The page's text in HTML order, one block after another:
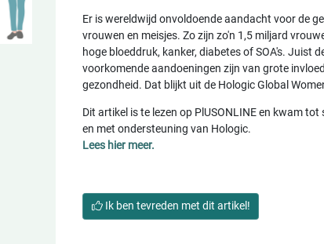
Er is wereldwijd onvoldoende aandacht voor de
vrouwen en meisjes. Zo zijn zo'n 1,5 miljard
hoge bloeddruk, kanker, diabetes of SOA's. Juist
voorkomende aandoeningen zijn van grote
gezondheid. Dat blijkt uit de Hologic Global
Dit artikel is te lezen op PlUSONLINE en kwam
en met ondersteuning van Hologic.
Lees hier meer.
Ik ben tevreden met dit artikel!